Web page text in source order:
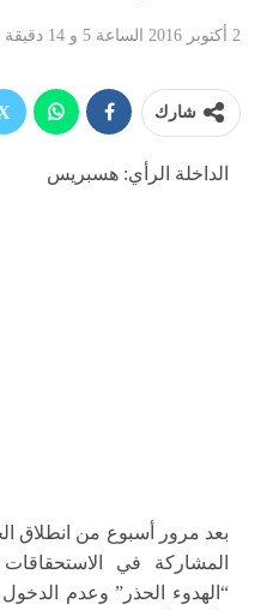
2 أكتوبر 2016 الساعة 5 و 14 دقيقة
شارك
الداخلة الرأي: هسبريس
بعد مرور أسبوع من انطلاق
المشاركة في
“الهدوء الحذر” وعدم